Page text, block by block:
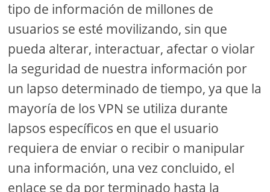
tipo de información de millones de
usuarios se esté movilizando, sin que
pueda alterar, interactuar, afectar o violar
la seguridad de nuestra información por
un lapso determinado de tiempo, ya que la
mayoría de los VPN se utiliza durante
lapsos específicos en que el usuario
requiera de enviar o recibir o manipular
una información, una vez concluido, el
enlace se da por terminado hasta la